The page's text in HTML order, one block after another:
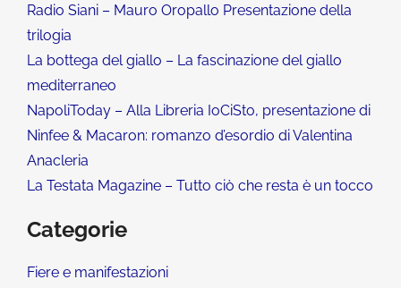
Radio Siani – Mauro Oropallo Presentazione della
trilogia
La bottega del giallo – La fascinazione del giallo
mediterraneo
NapoliToday – Alla Libreria IoCiSto, presentazione di
Ninfee & Macaron: romanzo d’esordio di Valentina
Anacleria
La Testata Magazine – Tutto ciò che resta è un tocco
Categorie
Fiere e manifestazioni